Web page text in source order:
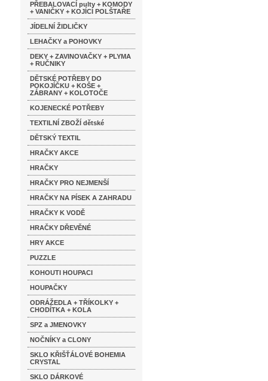
PŘEBALOVACÍ pulty + KOMODY
+ VANIČKY + KOJÍCÍ POLŠTAŘE
JÍDELNÍ ŽIDLIČKY
LEHAČKY a POHOVKY
DEKY + ZAVINOVAČKY + PLYMA
+ RUČNIKY
DĚTSKÉ POTŘEBY DO
POKOJÍČKU + KOŠE +
ZÁBRANY + KOLOTOČE
KOJENECKÉ POTŘEBY
TEXTILNÍ ZBOŽÍ dětské
DĚTSKÝ TEXTIL
HRAČKY AKCE
HRAČKY
HRAČKY PRO NEJMENŠÍ
HRAČKY NA PÍSEK A ZAHRADU
HRAČKY K VODĚ
HRAČKY DŘEVĚNÉ
HRY AKCE
PUZZLE
KOHOUTI HOUPACI
HOUPAČKY
ODRÁŽEDLA + TŘÍKOLKY +
CHODÍTKA + KOLA
SPZ a JMENOVKY
NOČNÍKY a CLONY
SKLO KŘIŠŤÁLOVÉ BOHEMIA
CRYSTAL
SKLO DÁRKOVÉ